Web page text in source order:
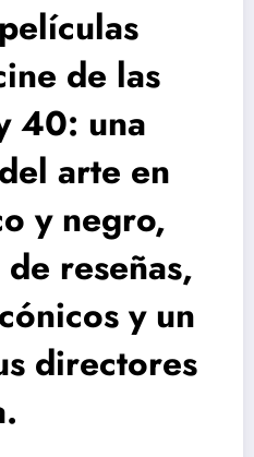
de las
40: una
arte en
y negro,
reseñas,
y un
directores